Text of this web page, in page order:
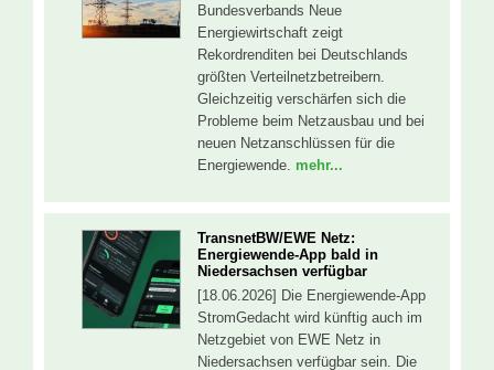
Bundesverbands Neue
Energiewirtschaft zeigt
Rekordrenditen bei Deutschlands
größten Verteilnetzbetreibern.
Gleichzeitig verschärfen sich die
Probleme beim Netzausbau und bei
neuen Netzanschlüssen für die
Energiewende. mehr...
TransnetBW/EWE Netz:
Energiewende-App bald in
Niedersachsen verfügbar
[18.06.2026] Die Energiewende-App
StromGedacht wird künftig auch im
Netzgebiet von EWE Netz in
Niedersachsen verfügbar sein. Die